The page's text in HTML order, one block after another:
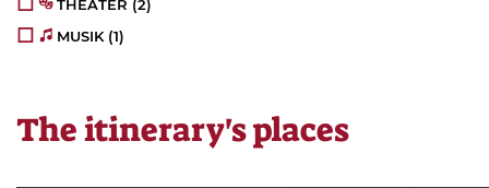
THEATER (2)
MUSIK (1)
The itinerary's places